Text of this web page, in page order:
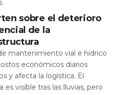
sobre el deterioro
de la
mantenimiento vial e hídrico
económicos diarios
y afecta la logística. El
es visible tras las lluvias, pero